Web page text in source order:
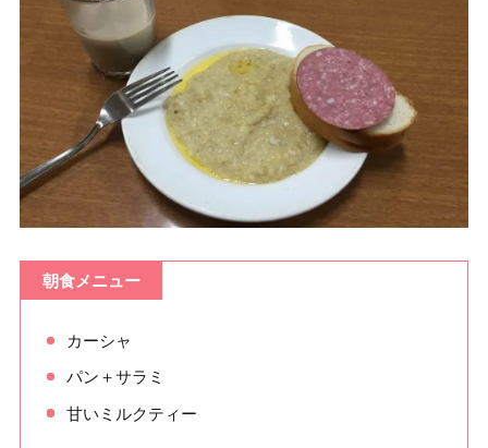
朝食メニュー
カーシャ
パン＋サラミ
甘いミルクティー